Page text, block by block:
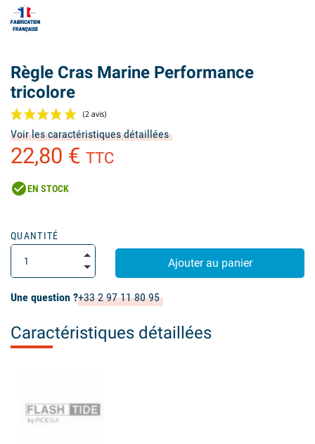
Règle Cras Marine Performance
tricolore
Voir les caractéristiques détaillées
22,80 € TTC
check_circleEN STOCK
QUANTITÉ
Ajouter au panier
Une question ?+33 2 97 11 80 95
Caractéristiques détaillées